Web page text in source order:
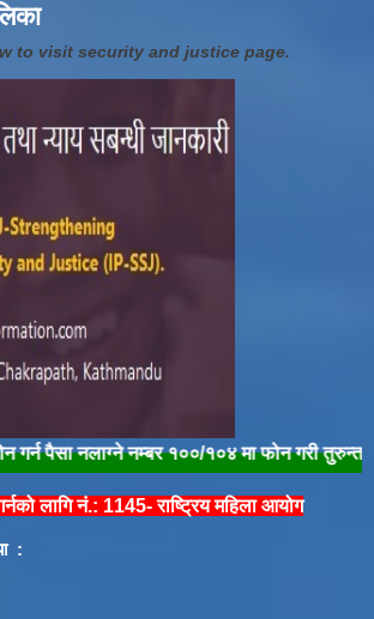
to visit security and justice page.
नलाग्ने नम्बर १००/१०४ मा फोन गरी तुरुन्त
लागि नं.: 1145- राष्ट्रिय महिला आयोग
: